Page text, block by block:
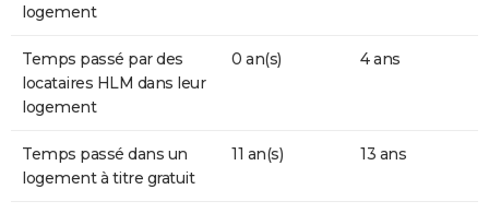
logement
Temps passé par des
locataires HLM dans leur
logement
0 an(s) 4 ans
Temps passé dans un
logement à titre gratuit
11 an(s) 13 ans